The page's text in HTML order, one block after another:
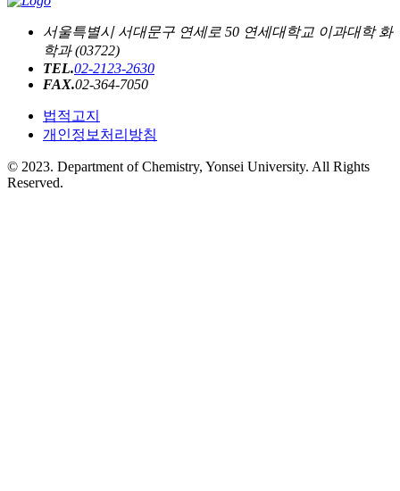
서울특별시 서대문구 연세로 50 연세대학교 이과대학 화
학과 (03722)
TEL.02-2123-2630
FAX.02-364-7050
법적고지
개인정보처리방침
© 2023. Department of Chemistry, Yonsei University. All Rights
Reserved.